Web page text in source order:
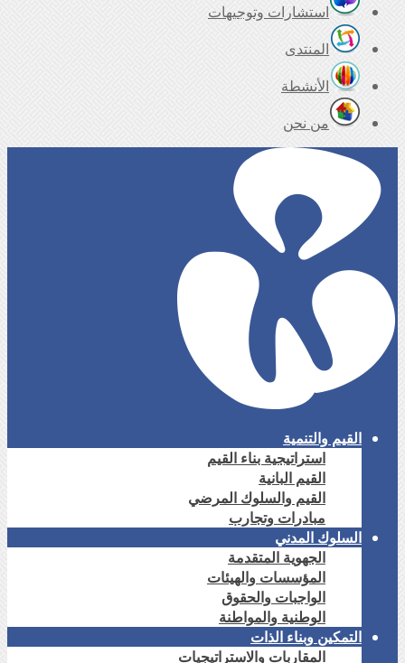
استشارات وتوجيهات
المنتدى
الأنشطة
من نحن
القيم والتنمية
استراتيجية بناء القيم
القيم البانية
القيم والسلوك المرضي
مبادرات وتجارب
السلوك المدني
الجهوية المتقدمة
المؤسسات والهيئات
الواجبات والحقوق
الوطنية والمواطنة
التمكين وبناء الذات
المقاربات والاستراتيجيات